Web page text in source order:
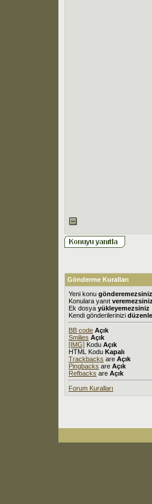
Gönderme Kuralları
Yeni konu gönderemezsiniz
Konulara yanıt veremezsiniz
Ek dosya yükleyemezsiniz
Kendi gönderilerinizi
BB code Açık
Smilies Açık
[IMG] Kodu Açık
HTML Kodu Kapalı
Trackbacks are Açık
Pingbacks are Açık
Refbacks are Açık
Forum Kuralları